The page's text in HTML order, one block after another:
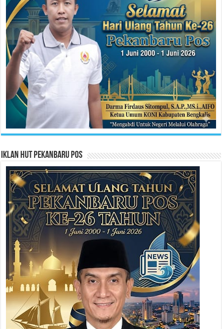
Iklan HUT Pekanbaru Pos